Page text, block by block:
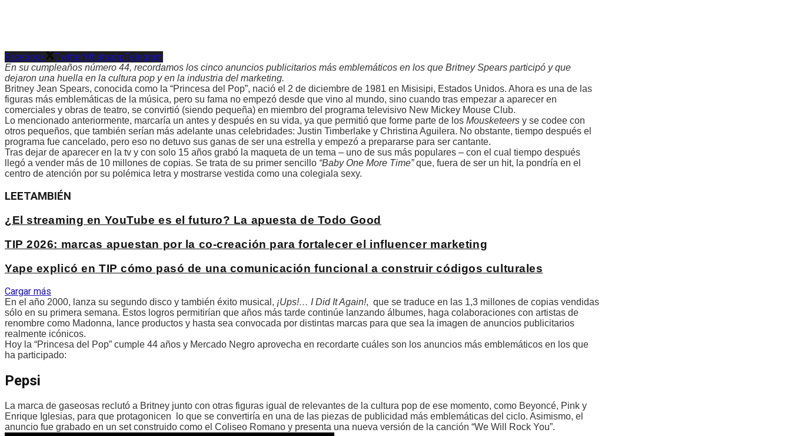
Facebook TwitterWhatsappTelegram
En su cumpleaños número 44, recordamos los cinco anuncios publicitarios más emblemáticos en los que Britney Spears participó y que
dejaron una huella en la cultura pop y en la industria del marketing.
Britney Jean Spears, conocida como la “Princesa del Pop”, nació el 2 de diciembre de 1981 en Misisipi, Estados Unidos. Ahora es una de las
figuras más emblemáticas de la música, pero su fama no empezó desde que vino al mundo, sino cuando tras empezar a aparecer en
comerciales y obras de teatro, se convirtió (siendo pequeña) en miembro del programa televisivo New Mickey Mouse Club.
Lo mencionado anteriormente, marcaría un antes y después en su vida, ya que permitió que forme parte de los Mousketeers y se codee con
otros pequeños, que también serían más adelante unas celebridades: Justin Timberlake y Christina Aguilera. No obstante, tiempo después el
programa fue cancelado, pero eso no detuvo sus ganas de ser una estrella y empezó a prepararse para ser cantante.
Tras dejar de aparecer en la tv y con solo 15 años grabó la maqueta de un tema – uno de sus más populares – con el cual tiempo después
llegó a vender más de 10 millones de copias. Se trata de su primer sencillo “Baby One More Time”que, fuera de ser un hit, la pondría en el
centro de atención por su polémica letra y mostrarse vestida como una colegiala sexy.
LEETAMBIÉN
¿El streaming en YouTube es el futuro? La apuesta de Todo Good
TIP 2026: marcas apuestan por la co-creación para fortalecer el influencer marketing
Yape explicó en TIP cómo pasó de una comunicación funcional a construir códigos culturales
Cargar más
En el año 2000, lanza su segundo disco y también éxito musical, ¡Ups!… I Did It Again!, que se traduce en las 1,3 millones de copias vendidas
sólo en su primera semana. Estos logros permitirían que años más tarde continúe lanzando álbumes, haga colaboraciones con artistas de
renombre como Madonna, lance productos y hasta sea convocada por distintas marcas para que sea la imagen de anuncios publicitarios
realmente icónicos.
Hoy la “Princesa del Pop” cumple 44 años y Mercado Negro aprovecha en recordarte cuáles son los anuncios más emblemáticos en los que
ha participado:
Pepsi
La marca de gaseosas reclutó a Britney junto con otras figuras igual de relevantes de la cultura pop de ese momento, como Beyoncé, Pink y
Enrique Iglesias, para que protagonicen lo que se convertiría en una de las piezas de publicidad más emblemáticas del ciclo. Asimismo, el
anuncio fue grabado en un set construido como el Coliseo Romano y presenta una nueva versión de la canción “We Will Rock You”.